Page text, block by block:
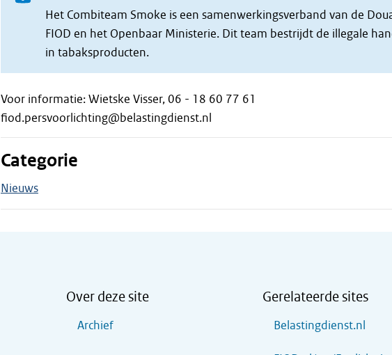
Het Combiteam Smoke is een samenwerkingsverband van de
FIOD en het Openbaar Ministerie. Dit team bestrijdt de illegale
in tabaksproducten.
Voor informatie: Wietske Visser, 06 - 18 60 77 61
fiod.persvoorlichting@belastingdienst.nl
Categorie
Nieuws
Over deze site
Archief
Gerelateerde sites
Belastingdienst.nl